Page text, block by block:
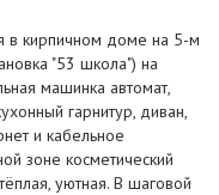
в кирпичном доме на 5-м
"53 школа") на
машинка автомат,
гарнитур, диван,
и кабельное
зоне косметический
уютная. В шаговой